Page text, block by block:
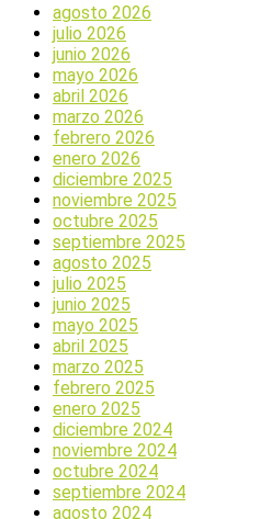
agosto 2026
julio 2026
junio 2026
mayo 2026
abril 2026
marzo 2026
febrero 2026
enero 2026
diciembre 2025
noviembre 2025
octubre 2025
septiembre 2025
agosto 2025
julio 2025
junio 2025
mayo 2025
abril 2025
marzo 2025
febrero 2025
enero 2025
diciembre 2024
noviembre 2024
octubre 2024
septiembre 2024
agosto 2024